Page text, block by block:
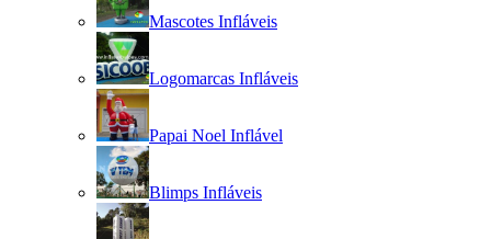
Mascotes Infláveis
Logomarcas Infláveis
Papai Noel Inflável
Blimps Infláveis